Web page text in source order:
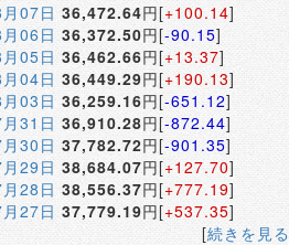
07日 36,472.64円[+100.14]
06日 36,372.50円[-90.15]
05日 36,462.66円[+13.37]
04日 36,449.29円[+190.13]
03日 36,259.16円[-651.12]
31日 36,910.28円[-872.44]
30日 37,782.72円[-901.35]
29日 38,684.07円[+127.70]
28日 38,556.37円[+777.19]
27日 37,779.19円[+537.35]
[続きを見る